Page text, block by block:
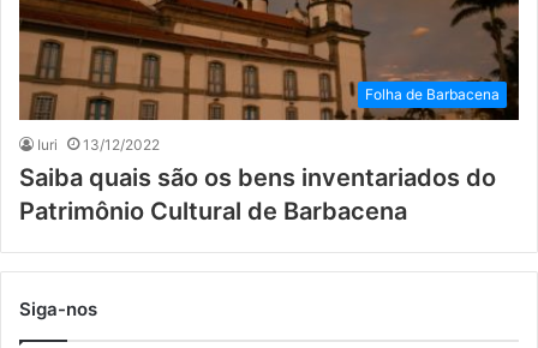
Folha de Barbacena
Iuri 13/12/2022
Saiba quais são os bens inventariados do
Patrimônio Cultural de Barbacena
Siga-nos